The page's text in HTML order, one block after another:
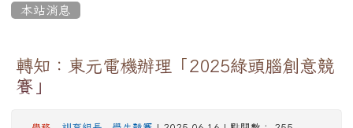
本站消息
轉知：東元電機辦理「2025綠頭腦創意競
賽」